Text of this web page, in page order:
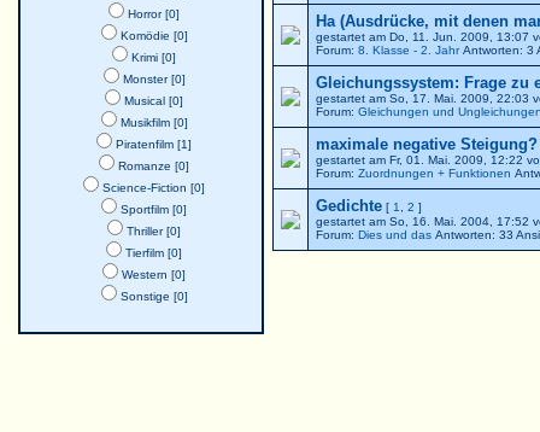
Horror [0]
Komödie [0]
Krimi [0]
Monster [0]
Musical [0]
Musikfilm [0]
Piratenfilm [1]
Romanze [0]
Science-Fiction [0]
Sportfilm [0]
Thriller [0]
Tierfilm [0]
Western [0]
Sonstige [0]
Ha (Ausdrücke, mit denen
gestartet am Do, 11. Jun. 2009, 13:07
Forum: 8. Klasse - 2. JahrAntworten: 3
Gleichungssystem: Frage zu
gestartet am So, 17. Mai. 2009, 22:03
Forum: Gleichungen und
maximale negative
gestartet am Fr, 01. Mai. 2009, 12:22
Forum: Zuordnungen + Funktionen
Gedichte [ 1 2 ]
gestartet am So, 16. Mai. 2004, 17:52
Forum: Dies und das Antworten: 33